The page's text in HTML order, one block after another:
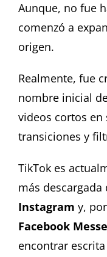
Aunque, no fue
comenzó a
origen.
Realmente, fue
nombre inicial
videos cortos
transiciones y
TikTok es
más
Instagram y,
Facebook
encontrar